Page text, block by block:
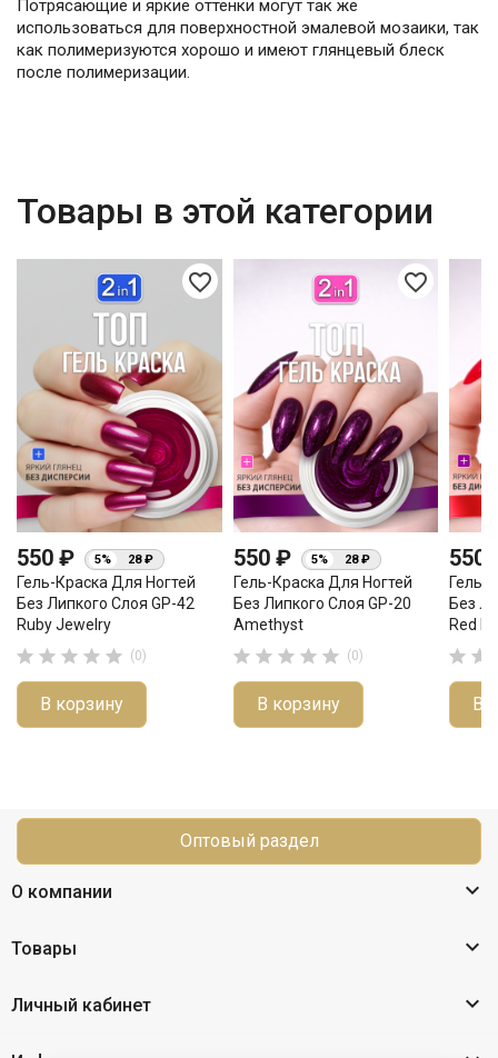
Потрясающие и яркие оттенки могут так же
использоваться для поверхностной эмалевой мозаики, так
как полимеризуются хорошо и имеют глянцевый блеск
после полимеризации.
Товары в этой категории
favorite_border
550 ₽ 5% 28 ₽
Гель-Краска Для Ногтей
Без Липкого Слоя GP-42
Ruby Jewelry
     (0)
В корзину
favorite_border
550 ₽ 5% 28 ₽
Гель-Краска Для Ногтей
Без Липкого Слоя GP-20
Amethyst
     (0)
В корзину
550
Гель-
Без
Red
 
В
Оптовый раздел
О компании 
Товары 
Личный кабинет 